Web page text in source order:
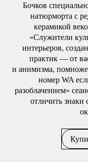
Бочков
натюрморта с
керамикой
«Служители
интерьеров,
практик — от
и анимизма,
номер WA
разоблачением»
отличить